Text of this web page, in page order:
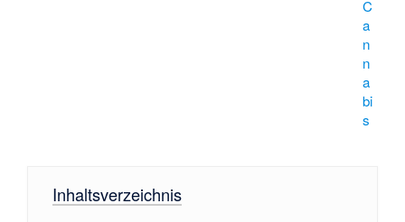
C
a
n
n
a
bi
s
Inhaltsverzeichnis